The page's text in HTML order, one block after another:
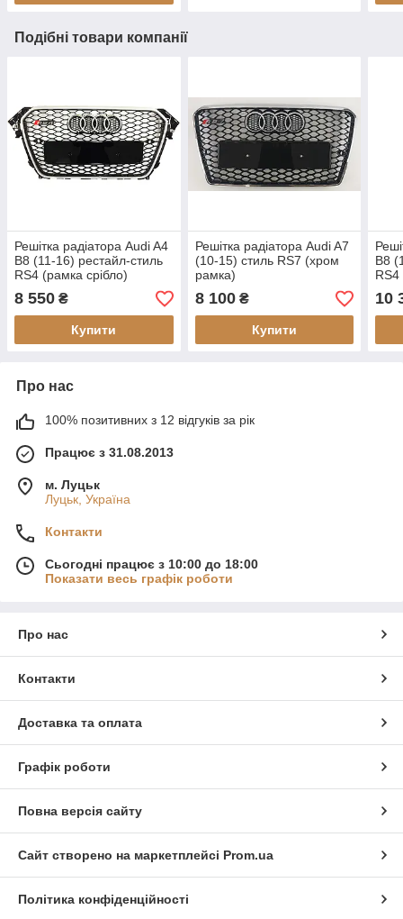
Подібні товари компанії
Решітка радіатора Audi A4
B8 (11-16) рестайл-стиль
RS4 (рамка срібло)
8 550 ₴
Купити
Решітка радіатора Audi A7
(10-15) стиль RS7 (хром
рамка)
8 100₴
Купити
B8
RS4
10
Про нас
100% позитивних з 12 відгуків за рік
Працює з 31.08.2013
м. Луцьк
Луцьк, Україна
Контакти
Сьогодні працює з 10:00 до 18:00
Показати весь графік роботи
Про нас
Контакти
Доставка та оплата
Графік роботи
Повна версія сайту
Сайт створено на маркетплейсі Prom.ua
Політика конфіденційності